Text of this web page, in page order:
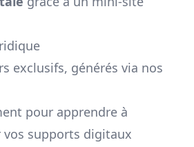
exclusifs, générés via nos
pour apprendre à
supports digitaux